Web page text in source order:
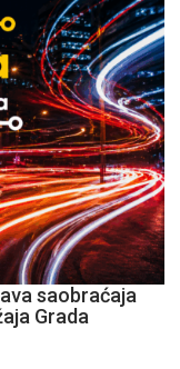
saobraćaja
Grada